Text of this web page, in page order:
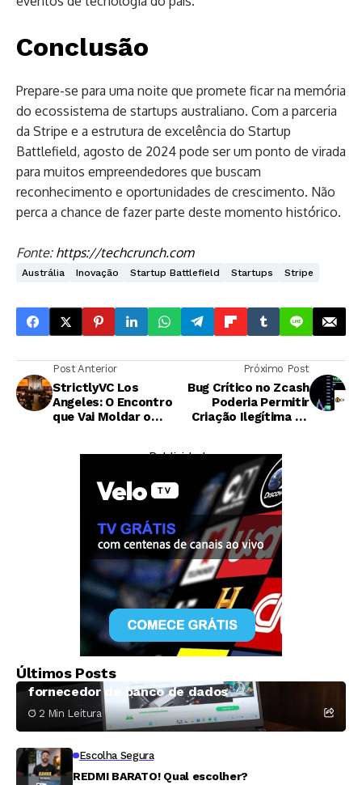
Conclusão
Prepare-se para uma noite que promete ficar na memória
do ecossistema de startups australiano. Com a parceria
da Stripe e a estrutura de excelência do Startup
Battlefield, agosto de 2024 pode ser um ponto de virada
para muitos empreendedores que buscam
reconhecimento e oportunidades de crescimento. Não
perca a chance de fazer parte deste momento histórico.
Fonte: https://techcrunch.com
Austrália Inovação Startup Battlefield Startups Stripe
Post Anterior
StrictlyVC Los
Angeles: O Encontro
que Vai Moldar o
Próximo Post
Bug Crítico no Zcash
Poderia Permitir
Criação Ilegítima de
— Publicidade —
Últimos Posts
Tecnologia
Fabricante de computadores Framework
alerta clientes após vazamento de dados em
fornecedor de banco de dados
2 Min Leitura
Escolha Segura
REDMI BARATO! Qual escolher?